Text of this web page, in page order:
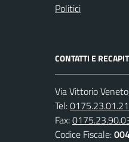
Politici
CONTATTI E
Via Vittorio
Tel:0175.23.01.21
Fax:
Codice Fiscale: